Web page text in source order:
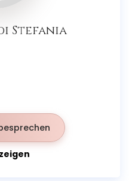
Stefania